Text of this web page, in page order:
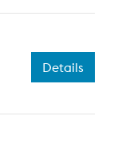
Details